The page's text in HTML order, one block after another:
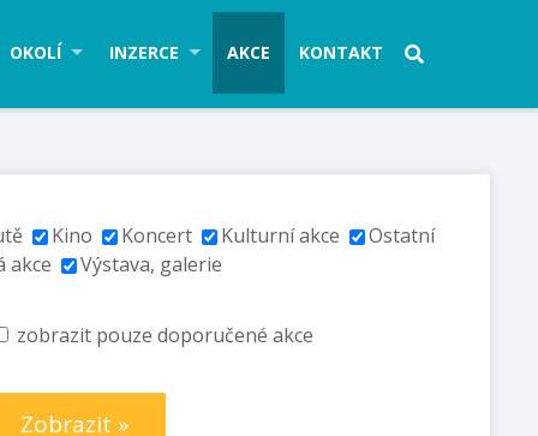
OKOLÍ INZERCE AKCE KONTAKT
Kino Koncert Kulturní akce
Ostatní
akce
Výstava, galerie
zobrazit pouze doporučené akce
Zobrazit »